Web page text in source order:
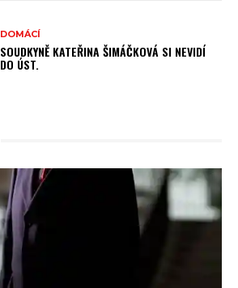
DOMÁCÍ
SOUDKYNĚ KATEŘINA ŠIMÁČKOVÁ SI NEVIDÍ
DO ÚST.